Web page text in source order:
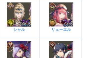
シャル リューエル